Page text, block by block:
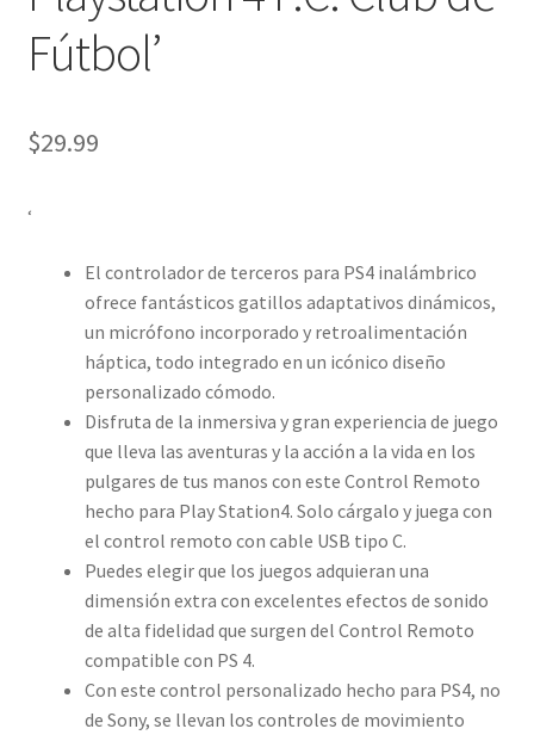
Fútbol’
$29.99
‘
El controlador de terceros para PS4 inalámbrico
ofrece fantásticos gatillos adaptativos dinámicos,
un micrófono incorporado y retroalimentación
háptica, todo integrado en un icónico diseño
personalizado cómodo.
Disfruta de la inmersiva y gran experiencia de juego
que lleva las aventuras y la acción a la vida en los
pulgares de tus manos con este Control Remoto
hecho para Play Station4. Solo cárgalo y juega con
el control remoto con cable USB tipo C.
Puedes elegir que los juegos adquieran una
dimensión extra con excelentes efectos de sonido
de alta fidelidad que surgen del Control Remoto
compatible con PS 4.
Con este control personalizado hecho para PS4, no
de Sony, se llevan los controles de movimiento